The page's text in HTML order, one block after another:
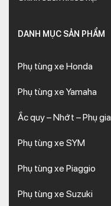
DANH MỤC SẢN PHẨM
Phụ tùng xe Honda
Phụ tùng xe Yamaha
Ắc quy – Nhớt – Phụ gia
Phụ tùng xe SYM
Phụ tùng xe Piaggio
Phụ tùng xe Suzuki